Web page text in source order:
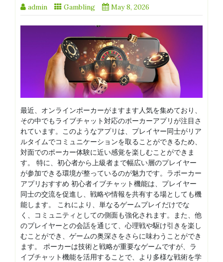
admin Gambling May 8, 2026
最近、オンラインポーカーがますます人気を集めており、
その中でもライブチャット対応のポーカーアプリが注目さ
れています。このようなアプリは、プレイヤー同士がリア
ルタイムでコミュニケーションを取ることができるため、
対面でのポーカー体験に近い感覚を楽しむことができま
す。 特に、初心者から上級者まで幅広い層のプレイヤー
が参加できる環境が整っているのが魅力です。ラポーカー
アプリおすすめ 初心者イブチャット機能は、プレイヤー
同士の交流を促進し、戦略や情報を共有する場としても機
能します。 これにより、単なるゲームプレイだけでな
く、コミュニティとしての側面も強化されます。また、他
のプレイヤーとの会話を通じて、心理戦や駆け引きを楽し
むことができ、ゲームの奥深さをさらに味わうことができ
ます。 ポーカーは技術と戦略が重要なゲームですが、ラ
イブチャット機能を活用することで、より多様な戦術を学